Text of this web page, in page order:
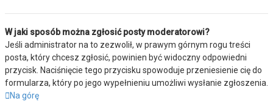
W jaki sposób można zgłosić posty moderatorowi?
Jeśli administrator na to zezwolił, w prawym górnym rogu treści
posta, który chcesz zgłosić, powinien być widoczny odpowiedni
przycisk. Naciśnięcie tego przycisku spowoduje przeniesienie cię do
formularza, który po jego wypełnieniu umożliwi wysłanie zgłoszenia.
Na górę